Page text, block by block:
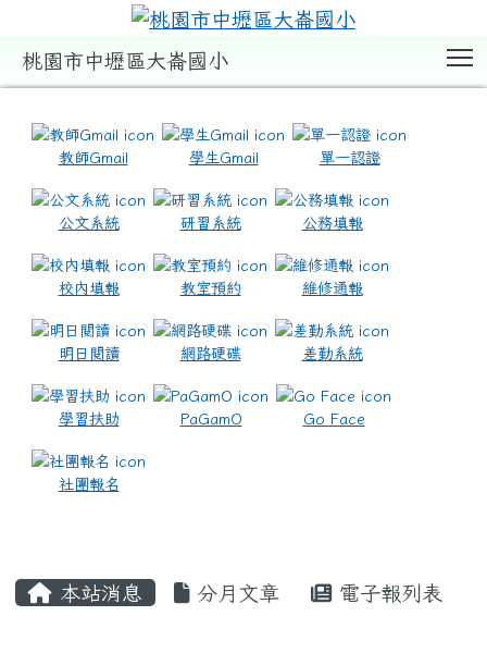
桃園市中壢區大崙國小
教師Gmail 學生Gmail 單一認證
公文系統 研習系統 公務填報
校內填報 教室預約 維修通報
明日閱讀 網路硬碟 差勤系統
學習扶助 PaGamO Go Face
社團報名
本站消息 分月文章 電子報列表